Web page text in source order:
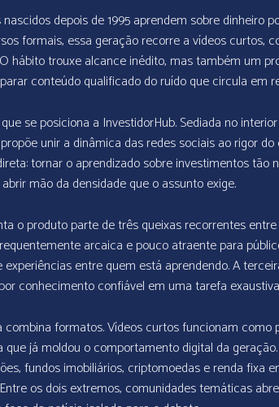
depois de 1995 aprendem sobre dinheiro
formais, essa geração recorre a vídeos curtos,
hábito trouxe alcance inédito, mas também um
conteúdo qualificado do ruído que circula em
se posiciona a InvestidorHub. Sediada no
unir a dinâmica das redes sociais ao rigor
tornar o aprendizado sobre investimentos
mão da densidade que o assunto exige.
o produto parte de três queixas recorrentes
arcaica e pouco atraente para
entre quem está aprendendo. A
conhecimento confiável em uma tarefa
formatos. Vídeos curtos funcionam
já moldou o comportamento digital da
fundos imobiliários, criptomoedas e renda fixa
os dois extremos, comunidades temáticas